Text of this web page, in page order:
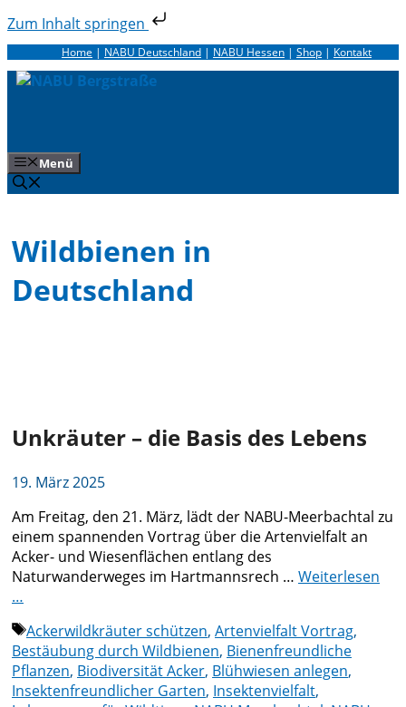
Zum Inhalt springen
Zum
Inhalt
springen
Home | NABU Deutschland | NABU Hessen | Shop | Kontakt
Menü
Wildbienen in
Deutschland
Unkräuter – die Basis des Lebens
19. März 2025
Am Freitag, den 21. März, lädt der NABU-Meerbachtal zu
einem spannenden Vortrag über die Artenvielfalt an
Acker- und Wiesenflächen entlang des
Naturwanderweges im Hartmannsrech … Weiterlesen
…
Schlagwörter
Ackerwildkräuter schützen, Artenvielfalt Vortrag,
Bestäubung durch Wildbienen, Bienenfreundliche
Pflanzen, Biodiversität Acker, Blühwiesen anlegen,
Insektenfreundlicher Garten, Insektenvielfalt,